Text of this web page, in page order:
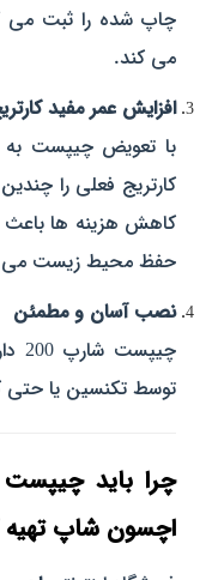
چاپ‌ شده را ثبت می‌
می‌ کند.
افزایش عمر مفید
با تعویض چیپست به‌
کارتریج فعلی را
کاهش هزینه‌ ها
حفظ محیط‌ زیست می‌
نصب آسان و مطمئن
توسط تکنسین یا حتی
چرا باید چیپست
اچسون شاپ تهیه